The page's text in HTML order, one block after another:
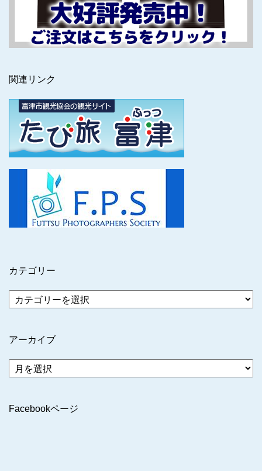
関連リンク
カテゴリー
アーカイブ
ア
ー
ブ
Facebookページ